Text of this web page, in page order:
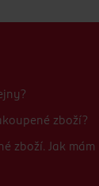
zboží?
zboží. Jak mám